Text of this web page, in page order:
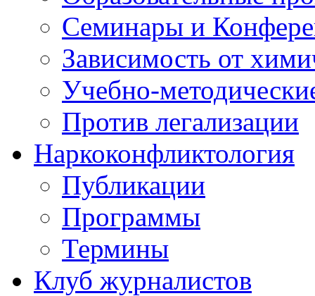
Семинары и
Зависимость от
Учебно-
Против легализации
Наркоконфликтология
Публикации
Программы
Термины
Клуб журналистов